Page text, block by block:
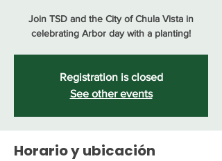
Join TSD and the City of Chula Vista in
celebrating Arbor day with a planting!
Registration is closed
See other events
Horario y ubicación